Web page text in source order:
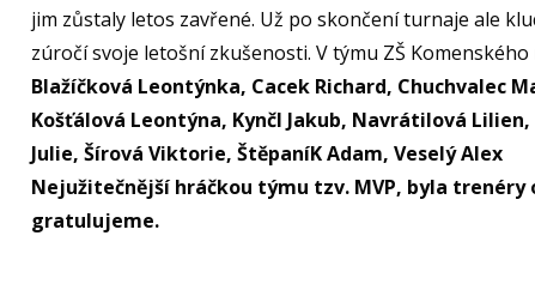
jim zůstaly letos zavřené. Už po skončení turnaje ale
zúročí svoje letošní zkušenosti. V týmu ZŠ
Blažíčková Leontýnka, Cacek Richard, Chuchvalec
Košťálová Leontýna, Kynčl Jakub, Navrátilová
Julie, Šírová Viktorie, ŠtěpaníK Adam, Veselý Alex
Nejužitečnější hráčkou týmu tzv. MVP, byla trenéry
gratulujeme.